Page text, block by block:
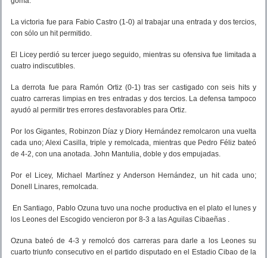
La victoria fue para Fabio Castro (1-0) al trabajar una entrada y dos tercios,
con sólo un hit permitido.
El Licey perdió su tercer juego seguido, mientras su ofensiva fue limitada a
cuatro indiscutibles.
La derrota fue para Ramón Ortiz (0-1) tras ser castigado con seis hits y
cuatro carreras limpias en tres entradas y dos tercios. La defensa tampoco
ayudó al permitir tres errores desfavorables para Ortiz.
Por los Gigantes, Robinzon Díaz y Diory Hernández remolcaron una vuelta
cada uno; Alexi Casilla, triple y remolcada, mientras que Pedro Féliz bateó
de 4-2, con una anotada. John Mantulia, doble y dos empujadas.
Por el Licey, Michael Martínez y Anderson Hernández, un hit cada uno;
Donell Linares, remolcada.
En Santiago, Pablo Ozuna tuvo una noche productiva en el plato el lunes y
los Leones del Escogido vencieron por 8-3 a las Aguilas Cibaeñas .
Ozuna bateó de 4-3 y remolcó dos carreras para darle a los Leones su
cuarto triunfo consecutivo en el partido disputado en el Estadio Cibao de la